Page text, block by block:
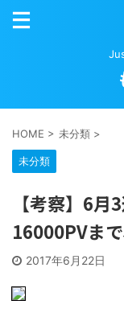
HOME > 未分類 >
未分類
【考察】6
16000PVま
2017年6月22日